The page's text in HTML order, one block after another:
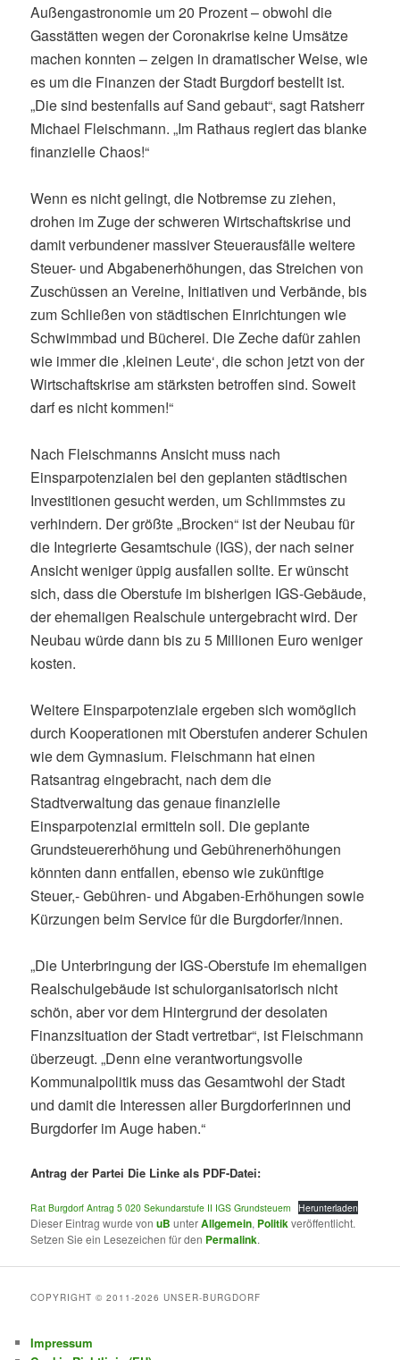
Außengastronomie um 20 Prozent – obwohl die
Gasstätten wegen der Coronakrise keine Umsätze
machen konnten – zeigen in dramatischer Weise, wie
es um die Finanzen der Stadt Burgdorf bestellt ist.
„Die sind bestenfalls auf Sand gebaut“, sagt Ratsherr
Michael Fleischmann. „Im Rathaus regiert das blanke
finanzielle Chaos!“
Wenn es nicht gelingt, die Notbremse zu ziehen,
drohen im Zuge der schweren Wirtschaftskrise und
damit verbundener massiver Steuerausfälle weitere
Steuer- und Abgabenerhöhungen, das Streichen von
Zuschüssen an Vereine, Initiativen und Verbände, bis
zum Schließen von städtischen Einrichtungen wie
Schwimmbad und Bücherei. Die Zeche dafür zahlen
wie immer die ‚kleinen Leute‘, die schon jetzt von der
Wirtschaftskrise am stärksten betroffen sind. Soweit
darf es nicht kommen!“
Nach Fleischmanns Ansicht muss nach
Einsparpotenzialen bei den geplanten städtischen
Investitionen gesucht werden, um Schlimmstes zu
verhindern. Der größte „Brocken“ ist der Neubau für
die Integrierte Gesamtschule (IGS), der nach seiner
Ansicht weniger üppig ausfallen sollte. Er wünscht
sich, dass die Oberstufe im bisherigen IGS-Gebäude,
der ehemaligen Realschule untergebracht wird. Der
Neubau würde dann bis zu 5 Millionen Euro weniger
kosten.
Weitere Einsparpotenziale ergeben sich womöglich
durch Kooperationen mit Oberstufen anderer Schulen
wie dem Gymnasium. Fleischmann hat einen
Ratsantrag eingebracht, nach dem die
Stadtverwaltung das genaue finanzielle
Einsparpotenzial ermitteln soll. Die geplante
Grundsteuererhöhung und Gebührenerhöhungen
könnten dann entfallen, ebenso wie zukünftige
Steuer,- Gebühren- und Abgaben-Erhöhungen sowie
Kürzungen beim Service für die Burgdorfer/innen.
„Die Unterbringung der IGS-Oberstufe im ehemaligen
Realschulgebäude ist schulorganisatorisch nicht
schön, aber vor dem Hintergrund der desolaten
Finanzsituation der Stadt vertretbar“, ist Fleischmann
überzeugt. „Denn eine verantwortungsvolle
Kommunalpolitik muss das Gesamtwohl der Stadt
und damit die Interessen aller Burgdorferinnen und
Burgdorfer im Auge haben.“
Antrag der Partei Die Linke als PDF-Datei:
Rat Burgdorf Antrag 5 020 Sekundarstufe II IGS Grundsteuern Herunterladen
Dieser Eintrag wurde vonuB unterAllgemein, Politikveröffentlicht.
Setzen Sie ein Lesezeichen für den Permalink.
COPYRIGHT © 2011-2026 UNSER-BURGDORF
Impressum